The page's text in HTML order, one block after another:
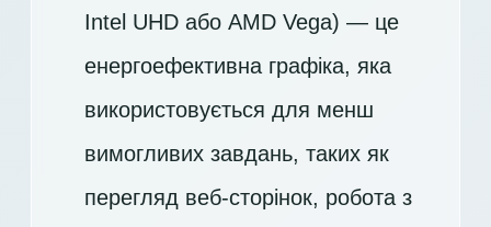
Intel UHD або AMD Vega) — це
енергоефективна графіка, яка
використовується для менш
вимогливих завдань, таких як
перегляд веб-сторінок, робота з